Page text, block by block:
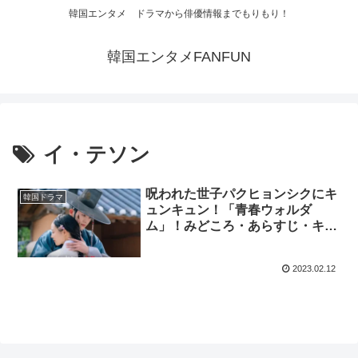
韓国エンタメ ドラマから俳優情報までもりもり！
韓国エンタメFANFUN
イ・テソン
韓国ドラマ
呪われた世子パクヒョンシクにキ
ュンキュン！「青春ウォルダ
ム」！みどころ・あらすじ・キャ
2023.02.12